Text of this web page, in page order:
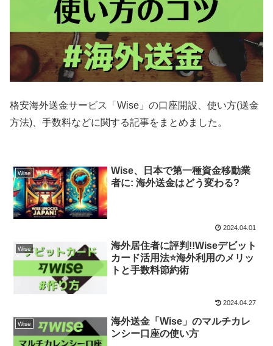
格安海外送金サービス「Wise」の口座開設、使い方(送金
方法)、手数料などに関する記事をまとめました。
Wise
Wise、日本で第一種資金移動業
者に: 海外送金はどう変わる?
2024.04.01
Wise
海外居住者に評判!!Wiseデビット
カード活用法⭐海外利用のメリッ
トと手数料節約術
2024.04.27
Wise
海外送金「Wise」のマルチカレ
ンシー口座の使い方